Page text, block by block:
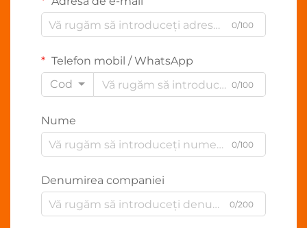
0/100
Telefon mobil / WhatsApp
Cod
0/100
Nume
0/100
Denumirea companiei
0/200